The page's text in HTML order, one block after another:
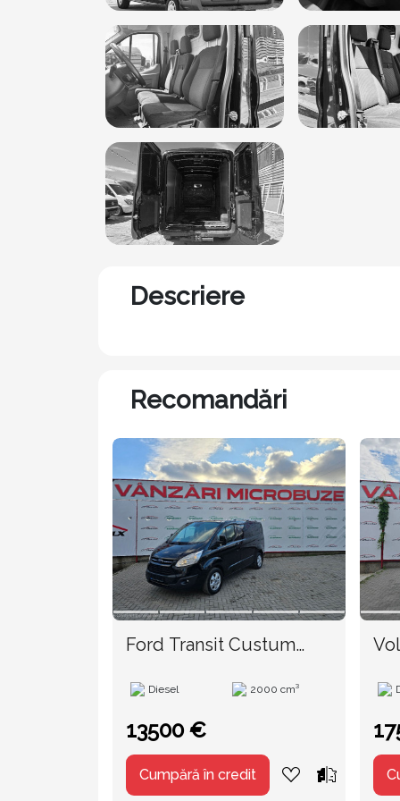
Descriere
Recomandări
Ford Transit Custum
Diesel 2000 cm³
13500 €
Cumpără în credit